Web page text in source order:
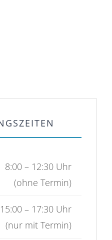
8:00 – 12:30 Uhr
(ohne Termin)
15:00 – 17:30 Uhr
(nur mit Termin)